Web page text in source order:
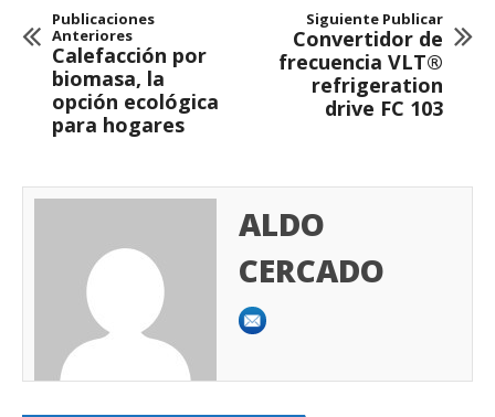
Publicaciones
Anteriores
Calefacción por
biomasa, la
opción ecológica
para hogares
Siguiente Publicar
Convertidor de
frecuencia VLT®
refrigeration
drive FC 103
ALDO
CERCADO